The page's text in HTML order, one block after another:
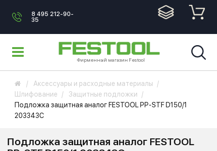
8 495 212-90-
35
Фирменный магазин Festool
Аксессуары и расходные материалы
Шлифование
Защитные подложки
Подложка защитная аналог FESTOOL PP-STF D150/1
203343C
Подложка защитная аналог FESTOOL